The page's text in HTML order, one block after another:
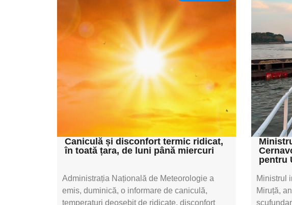
Adaugă aici textul
pentru
subtitluAdaugă aici
textul pentru
subtitluAdaugă aici
textul pentru
subtitluAdaugă aici
textul pentru subti
Caniculă și disconfort termic ridicat,
în toată țara, de luni până miercuri
Administrația Națională de Meteorologie a
emis, duminică, o informare de caniculă,
temperaturi deosebit de ridicate, disconfort
pentru
Ministrul
Miruță,